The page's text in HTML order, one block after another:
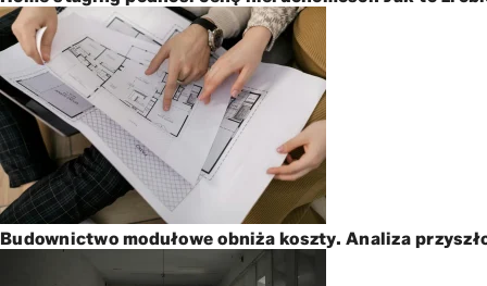
Budownictwo modułowe obniża koszty. Analiza